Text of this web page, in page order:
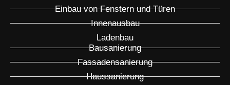
Einbau von Fenstern und Türen
Innenausbau
Ladenbau
Bausanierung
Fassadensanierung
Haussanierung